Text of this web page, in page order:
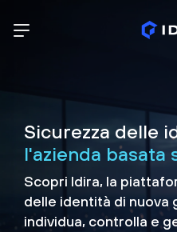
Sicurezza delle
l'azienda basata
Scopri Idira, la
delle identità di nuova
individua, controlla e